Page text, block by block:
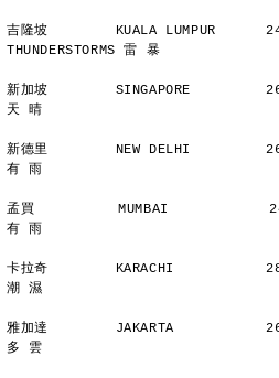
吉隆坡        KUALA LUMPUR
THUNDERSTORMS 雷 暴
新加坡        SINGAPORE
天 晴
新德里        NEW DELHI
有 雨
孟買          MUMBAI
有 雨
卡拉奇        KARACHI
潮 濕
雅加達        JAKARTA
多 雲